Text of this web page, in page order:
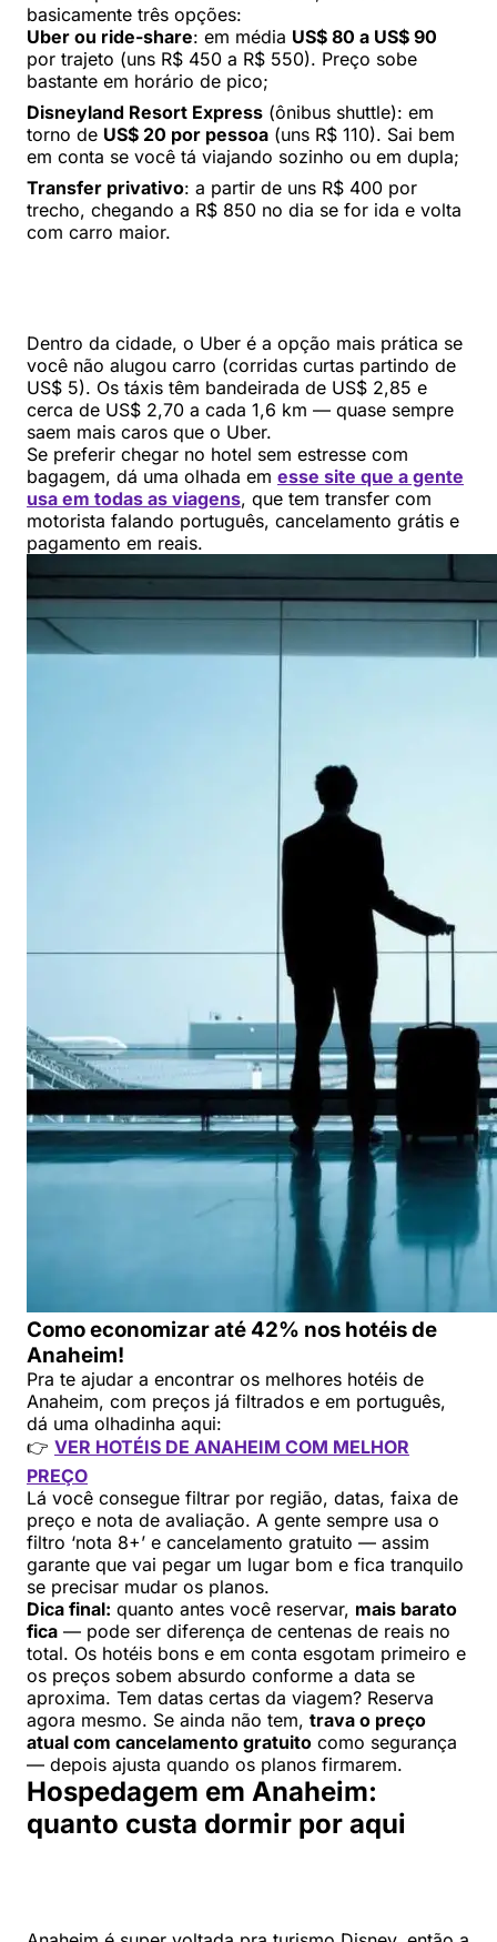
basicamente três opções:
Uber ou ride-share: em média US$ 80 a US$ 90
por trajeto (uns R$ 450 a R$ 550). Preço sobe
bastante em horário de pico;
Disneyland Resort Express (ônibus shuttle): em
torno de US$ 20 por pessoa (uns R$ 110). Sai bem
em conta se você tá viajando sozinho ou em dupla;
Transfer privativo: a partir de uns R$ 400 por
trecho, chegando a R$ 850 no dia se for ida e volta
com carro maior.
Dentro da cidade, o Uber é a opção mais prática se
você não alugou carro (corridas curtas partindo de
US$ 5). Os táxis têm bandeirada de US$ 2,85 e
cerca de US$ 2,70 a cada 1,6 km — quase sempre
saem mais caros que o Uber.
Se preferir chegar no hotel sem estresse com
bagagem, dá uma olhada em esse site que a gente
usa em todas as viagens, que tem transfer com
motorista falando português, cancelamento grátis e
pagamento em reais.
Como economizar até 42% nos hotéis de
Anaheim!
Pra te ajudar a encontrar os melhores hotéis de
Anaheim, com preços já filtrados e em português,
dá uma olhadinha aqui:
👉 VER HOTÉIS DE ANAHEIM COM MELHOR
PREÇO
Lá você consegue filtrar por região, datas, faixa de
preço e nota de avaliação. A gente sempre usa o
filtro ‘nota 8+’ e cancelamento gratuito — assim
garante que vai pegar um lugar bom e fica tranquilo
se precisar mudar os planos.
Dica final: quanto antes você reservar, mais barato
fica — pode ser diferença de centenas de reais no
total. Os hotéis bons e em conta esgotam primeiro e
os preços sobem absurdo conforme a data se
aproxima. Tem datas certas da viagem? Reserva
agora mesmo. Se ainda não tem, trava o preço
atual com cancelamento gratuito como segurança
— depois ajusta quando os planos firmarem.
Hospedagem em Anaheim:
quanto custa dormir por aqui